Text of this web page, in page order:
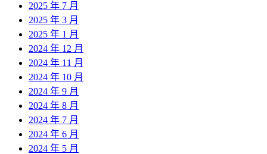
2025 年 7 月
2025 年 3 月
2025 年 1 月
2024 年 12 月
2024 年 11 月
2024 年 10 月
2024 年 9 月
2024 年 8 月
2024 年 7 月
2024 年 6 月
2024 年 5 月